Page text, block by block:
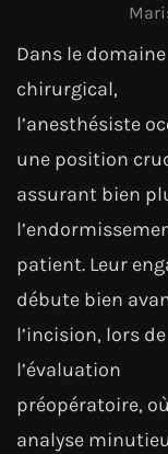
Dans le domaine
chirurgical,
l’anesthésiste
une position
assurant bien
patient. Leur
débute bien
l’incision, lors de
l’évaluation
préopératoire,
analyse